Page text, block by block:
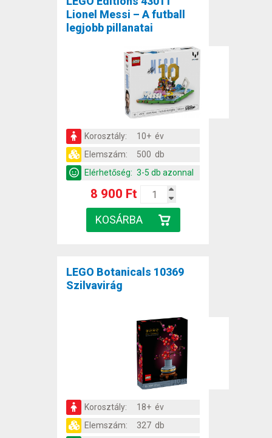
Lionel Messi – A futball
legjobb pillanatai
Korosztály:
10+ év
Elemszám:
500 db
Elérhetőség: 3-5 db azonnal
8 900 Ft
LEGO Botanicals 10369
Szilvavirág
Korosztály:
18+ év
Elemszám:
327 db